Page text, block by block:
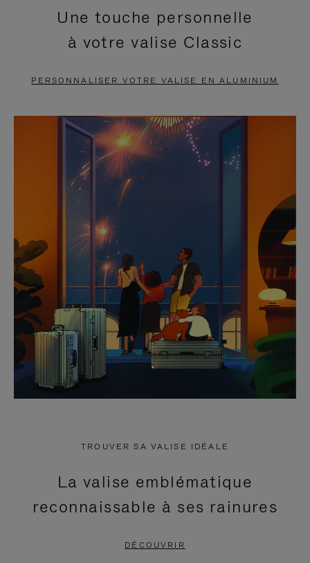
EN
PAUSE,
APPUYEZ
POUR
METTRE
PAUSE
VIDÉO
EST
DÉSACTIVÉ.
CLIQUER
POUR
RÉACTIVER
LE
SON
Une touche personnelle
à votre valise Classic
PERSONNALISER VOTRE VALISE EN ALUMINIUM
TROUVER SA VALISE IDÉALE
La valise emblématique
reconnaissable à ses rainures
DÉCOUVRIR